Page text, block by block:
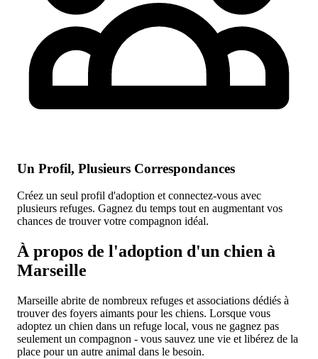
Un Profil, Plusieurs Correspondances
Créez un seul profil d'adoption et connectez-vous avec
plusieurs refuges. Gagnez du temps tout en augmentant vos
chances de trouver votre compagnon idéal.
À propos de l'adoption d'un chien à
Marseille
Marseille abrite de nombreux refuges et associations dédiés à
trouver des foyers aimants pour les chiens. Lorsque vous
adoptez un chien dans un refuge local, vous ne gagnez pas
seulement un compagnon - vous sauvez une vie et libérez de la
place pour un autre animal dans le besoin.